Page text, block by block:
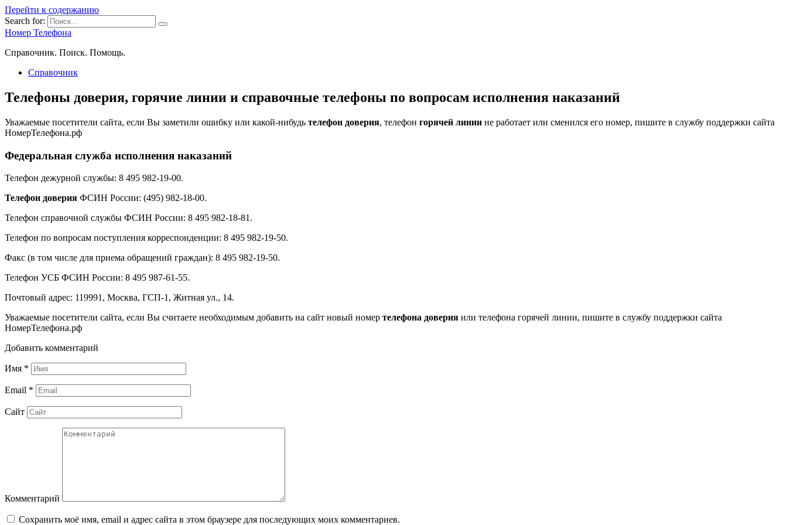
Перейти к содержанию
Search for:
Номер Телефона
Справочник. Поиск. Помощь.
Справочник
Телефоны доверия, горячие линии и справочные телефоны по вопросам исполнения наказаний
Уважаемые посетители сайта, если Вы заметили ошибку или какой-нибудь телефон доверия, телефон горячей линии не работает или сменился его номер, пишите в службу поддержки сайта
НомерТелефона.рф
Федеральная служба исполнения наказаний
Телефон дежурной службы: 8 495 982-19-00.
Телефон доверия ФСИН России: (495) 982-18-00.
Телефон справочной службы ФСИН России: 8 495 982-18-81.
Телефон по вопросам поступления корреспонденции: 8 495 982-19-50.
Факс (в том числе для приема обращений граждан): 8 495 982-19-50.
Телефон УСБ ФСИН России: 8 495 987-61-55.
Почтовый адрес: 119991, Москва, ГСП-1, Житная ул., 14.
Уважаемые посетители сайта, если Вы считаете необходимым добавить на сайт новый номер телефона доверия или телефона горячей линии, пишите в службу поддержки сайта
НомерТелефона.рф
Добавить комментарий
Имя *
Email *
Сайт
Комментарий
Сохранить моё имя, email и адрес сайта в этом браузере для последующих моих комментариев.